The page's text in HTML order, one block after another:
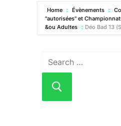
Home Évènements
"autorisées" et
&ou Adultes
Déo Bad 13